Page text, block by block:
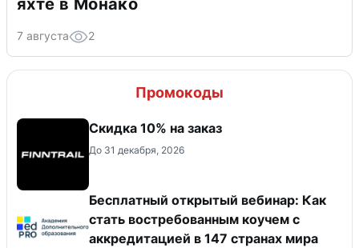
яхте в Монако
7 августа 2
Промокоды
Скидка 10% на заказ
До 31 декабря, 2026
Бесплатный открытый вебинар: Как
стать востребованным коучем с
аккредитацией в 147 странах мира